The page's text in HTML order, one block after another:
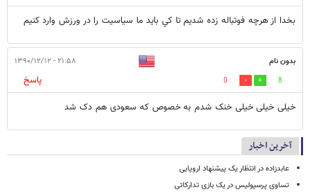
بخدا از هرچه فوتباله زده شديم تا كي بايد ما سياسيت را در ورزش وارد كنيم
بدون نام ۲۱:۵۸ - ۱۳۹۰/۱۲/۱۲
8
0
پاسخ
خیلی خیلی خیلی خنک شدم به خصوص که سعودی هم دک شد
آخرین اخبار
عابدزاده در انتظار یک پیشنهاد اروپایی
تساوی پرسپولیس در یک بازی تدارکاتی